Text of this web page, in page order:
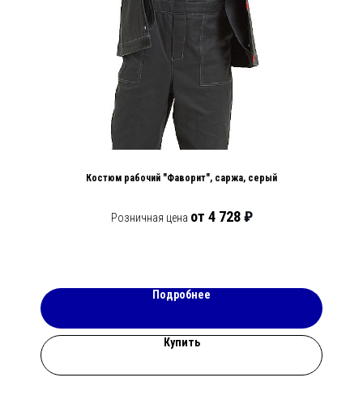
Костюм рабочий "Фаворит", саржа, серый
Розничная цена от 4 728₽
Подробнее
Купить